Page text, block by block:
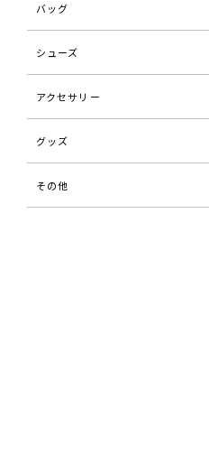
バッグ
シューズ
アクセサリー
グッズ
その他